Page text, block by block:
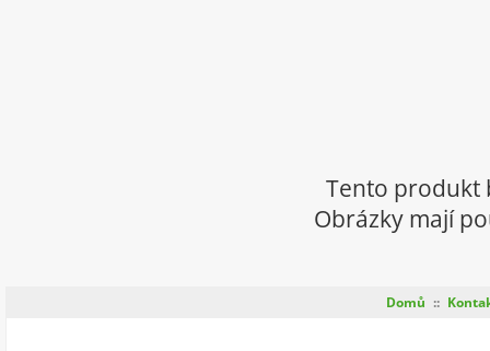
Tento produkt
Obrázky mají
Domů ::